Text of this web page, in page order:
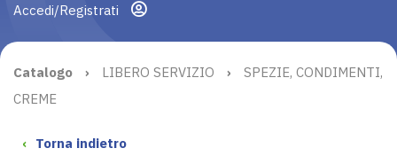
Accedi/Registrati
Catalogo › LIBERO SERVIZIO ›
SPEZIE, CONDIMENTI,
CREME
‹ Torna indietro